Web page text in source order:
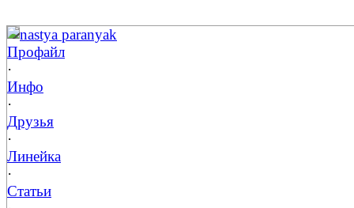
nastya paranyak
Профайл
·
Инфо
·
Друзья
·
Линейка
·
Статьи